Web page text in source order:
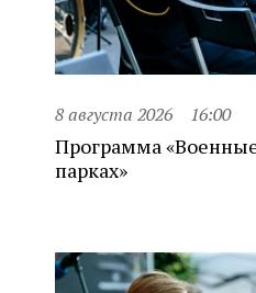
8 августа 2026 16:00
Программа
парках»